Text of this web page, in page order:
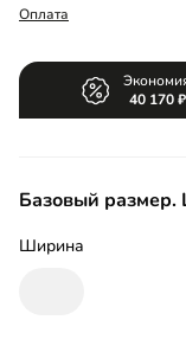
Оплата
40 170
Базовый размер.
Ширина